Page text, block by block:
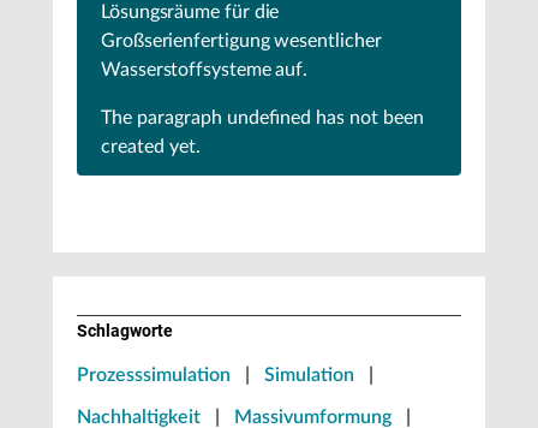
Lösungsräume für die
Großserienfertigung wesentlicher
Wasserstoffsysteme auf.
The paragraph undefined has not been
created yet.
Schlagworte
Prozesssimulation Simulation
Nachhaltigkeit Massivumformung